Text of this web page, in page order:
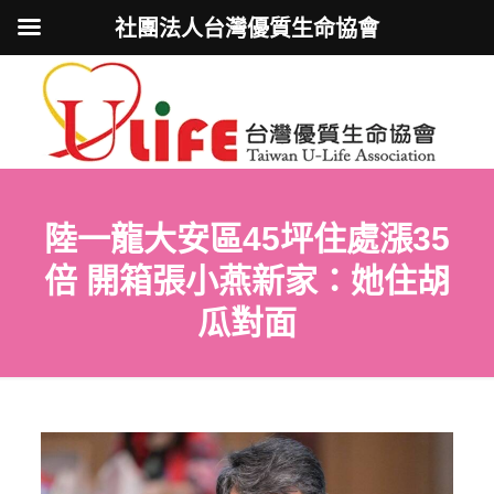
陸一龍大安區45坪住處漲35
倍 開箱張小燕新家：她住胡
瓜對面
社團法人台灣優質生命協會